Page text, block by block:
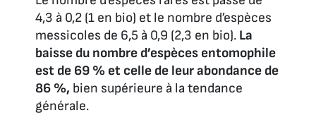
4,3 à 0,2 (1 en bio) et le nombre d’espèces
messicoles de 6,5 à 0,9 (2,3 en bio). La
baisse du nombre d’espèces entomophile
est de 69 % et celle de leur abondance de
86 %, bien supérieure à la tendance
générale.